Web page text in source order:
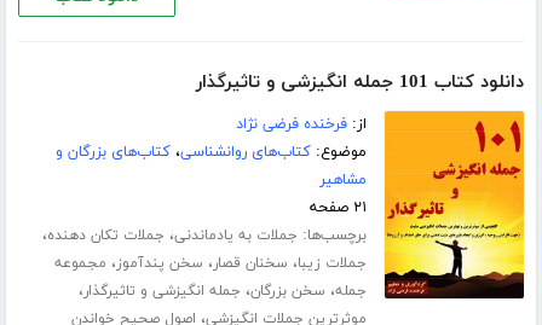
دانلود کتاب 101 جمله انگیزشی و تاثیرگذار
از:فرخنده فرضی نژاد
موضوع:کتاب‌های روانشناسی،کتاب‌های بزرگان و
مشاهیر
۲۱ صفحه
برچسب‌ها: جملات به یادماندنی، جملات تکان دهنده،
جملات زیبا، سخنان قصار، سخن پندآموز، مجموعه
جمله، سخن بزرگان، جمله انگیزشی و تاثیرگذار،
موثرترین جملات انگیزشی، اصول صحیح خواندن